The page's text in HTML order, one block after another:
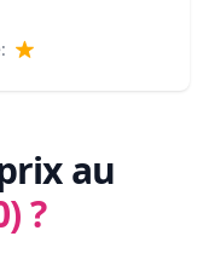
au
?